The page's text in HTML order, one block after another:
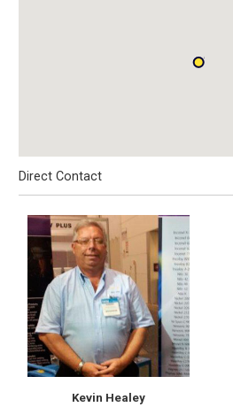
Direct Contact
Kevin Healey